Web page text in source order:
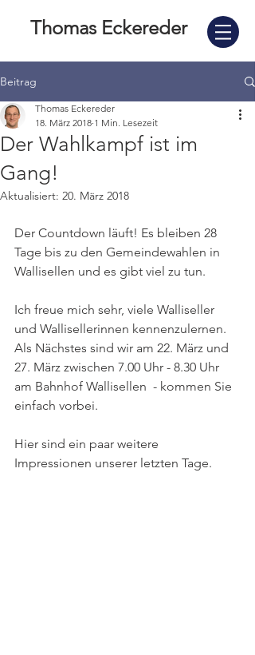
Thomas Eckereder
Beitrag
Der Wahlkampf ist im
Gang!
Thomas Eckereder
18. März 2018 1 Min. Lesezeit
Aktualisiert: 20. März 2018
Der Countdown läuft! Es bleiben 28
Tage bis zu den Gemeindewahlen in
Wallisellen und es gibt viel zu tun.
Ich freue mich sehr, viele Walliseller
und Wallisellerinnen kennenzulernen.
Als Nächstes sind wir am 22. März und
27. März zwischen 7.00 Uhr - 8.30 Uhr
am Bahnhof Wallisellen  - kommen Sie
einfach vorbei.
Hier sind ein paar weitere
Impressionen unserer letzten Tage.